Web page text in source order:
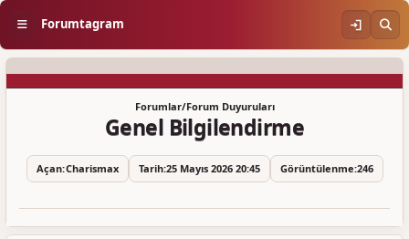
Forumtagram
Forumlar/Forum Duyuruları
Genel Bilgilendirme
Açan:Charismax Tarih:25 Mayıs 2026 20:45 Görüntülenme:246